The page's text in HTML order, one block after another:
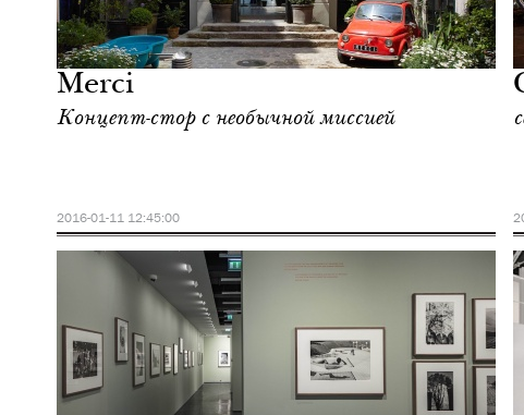
Merci
Концепт-стор с необычной миссией
2016-01-11 12:45:00
Ночная жизнь
Париж